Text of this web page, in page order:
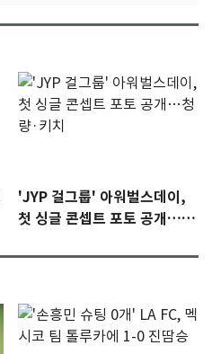
'JYP 걸그룹' 아워벌스데이,
첫 싱글 콘셉트 포토 공개…청